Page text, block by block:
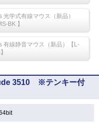
光学式有線マウス（新品）
BK 】
有線静音マウス（新品）【L-
3510 ※テンキー付